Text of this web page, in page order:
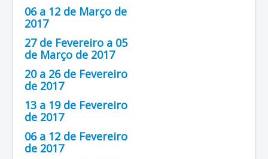
06 a 12 de Março de
2017
27 de Fevereiro a 05
de Março de 2017
20 a 26 de Fevereiro
de 2017
13 a 19 de Fevereiro
de 2017
06 a 12 de Fevereiro
de 2017